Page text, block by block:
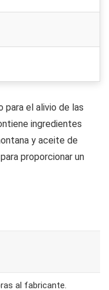
para el alivio de las
ingredientes
y aceite de
proporcionar un
al fabricante.